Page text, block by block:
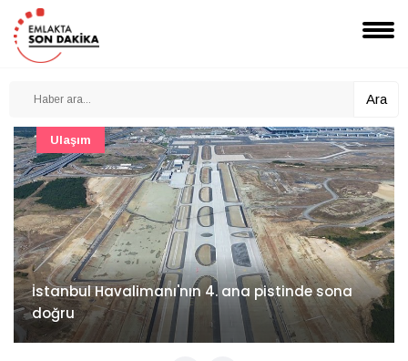
Ara
İzocam'da Metriks Sistemi ile akıllı üretim
dönemi başladı
Şirket Haberleri